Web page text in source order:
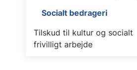
Socialt bedrageri
Tilskud til kultur og socialt
frivilligt arbejde